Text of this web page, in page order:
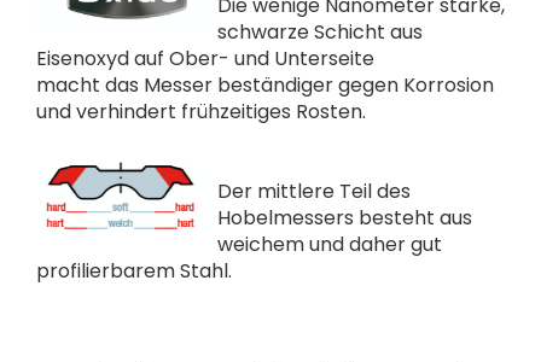
schwarze Schicht aus
Eisenoxyd auf Ober- und Unterseite
macht das Messer beständiger gegen Korrosion
und verhindert frühzeitiges Rosten.
Der mittlere Teil des
Hobelmessers besteht aus
weichem und daher gut
profilierbarem Stahl.